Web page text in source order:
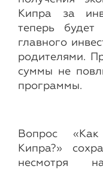
Кипра за
теперь будет
главного
родителями.
суммы не
программы.
Вопрос «Как
Кипра?»
несмотря